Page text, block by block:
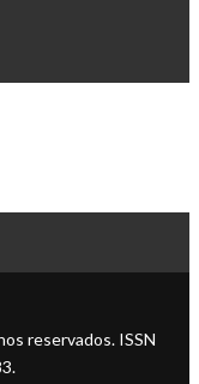
reservados. ISSN